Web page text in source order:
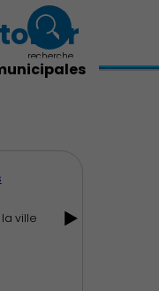
recherche
ville